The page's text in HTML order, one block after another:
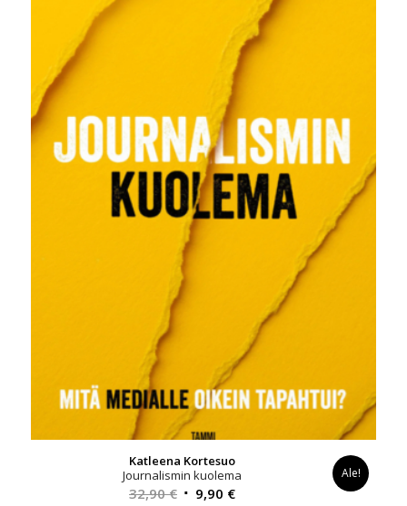
Katleena Kortesuo
Journalismin kuolema
32,90€ Alkuperäinen
9,90 €Nykyinen
Ale!